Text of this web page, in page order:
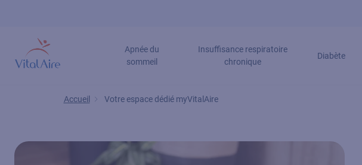
principal
Apnée du
sommeil
Insuffisance respiratoire
chronique
Diabète
Accueil Votre espace dédié myVitalAire